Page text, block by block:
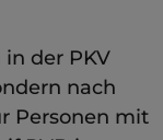
der PKV
nach
Personen mit